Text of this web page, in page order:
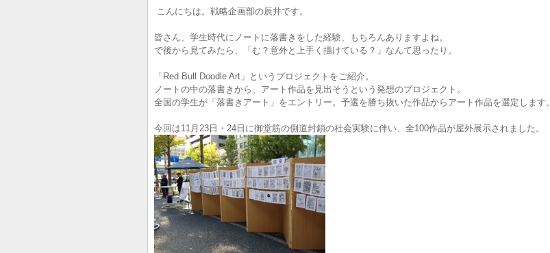
こんにちは。戦略企画部の辰井です。
皆さん、学生時代にノートに落書きをした経験、もちろんありますよね。
で後から見てみたら、「む？意外と上手く描けている？」なんて思ったり。
「Red Bull Doodle Art」というプロジェクトをご紹介。
ノートの中の落書きから、アート作品を見出そうという発想のプロジェクト。
全国の学生が「落書きアート」をエントリー。予選を勝ち抜いた作品からアート作品を選定します。
今回は11月23日・24日に御堂筋の側道封鎖の社会実験に伴い、全100作品が屋外展示されました。